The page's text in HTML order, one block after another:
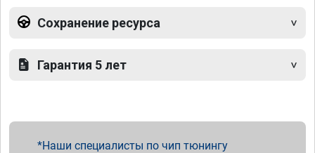
Сохранение ресурса
Гарантия 5 лет
Наши специалисты по чип тюнингу